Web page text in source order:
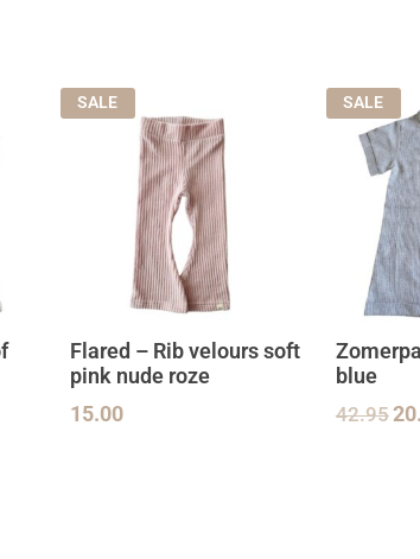
SALE
Flared – Rib velours soft
pink nude roze
15.00
SALE
blue
42.95